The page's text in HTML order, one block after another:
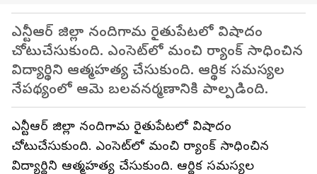
ఎన్టీఆర్ జిల్లా నందిగామ రైతుపేటలో విషాదం
చోటుచేసుకుంది. ఎంసెట్‌లో మంచి ర్యాంక్ సాధించిన
విద్యార్థిని ఆత్మహత్య చేసుకుంది. ఆర్థిక సమస్యల
నేపథ్యంలో ఆమె బలవనర్మణానికి పాల్పడింది.
ఎన్టీఆర్ జిల్లా నందిగామ రైతుపేటలో విషాదం
చోటుచేసుకుంది. ఎంసెట్‌లో మంచి ర్యాంక్ సాధించిన
విద్యార్థిని ఆత్మహత్య చేసుకుంది. ఆర్థిక సమస్యల